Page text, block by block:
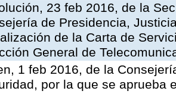
23 feb 2016, de la
de Presidencia,
de la Carta de
General de
1 feb 2016, de la
por la que se aprueba